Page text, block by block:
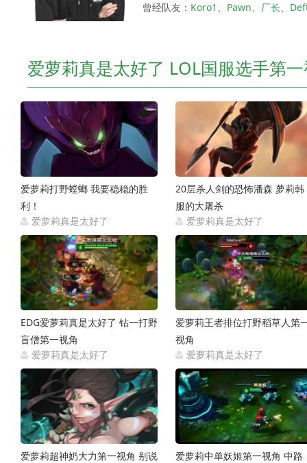
曾经队友： Koro1 、 Pawn、 厂长、
爱萝莉真是太好了 LOL国服选手第
爱萝莉打野螳螂 我要稳稳的胜
利！
爱萝莉真是太好了
2014-09-01
20层杀人剑的恐怖潘森 萝莉韩
服的大屠杀
爱萝莉真是太好了
2014-07-
EDG爱萝莉真是太好了 钻一打野
盲僧第一视角
爱萝莉真是太好了
2014-06-19
爱萝莉王者排位打野稻草人第
视角
爱萝莉真是太好了
2014-06-
爱萝莉超神奶大力第一视角 别说
爱萝莉中单妖姬第一视角 中路